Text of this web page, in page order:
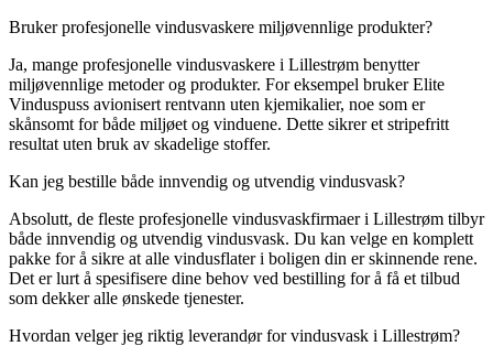
Bruker profesjonelle vindusvaskere miljøvennlige produkter?
Ja, mange profesjonelle vindusvaskere i Lillestrøm benytter
miljøvennlige metoder og produkter. For eksempel bruker Elite
Vinduspuss avionisert rentvann uten kjemikalier, noe som er
skånsomt for både miljøet og vinduene. Dette sikrer et stripefritt
resultat uten bruk av skadelige stoffer.
Kan jeg bestille både innvendig og utvendig vindusvask?
Absolutt, de fleste profesjonelle vindusvaskfirmaer i Lillestrøm tilbyr
både innvendig og utvendig vindusvask. Du kan velge en komplett
pakke for å sikre at alle vindusflater i boligen din er skinnende rene.
Det er lurt å spesifisere dine behov ved bestilling for å få et tilbud
som dekker alle ønskede tjenester.
Hvordan velger jeg riktig leverandør for vindusvask i Lillestrøm?